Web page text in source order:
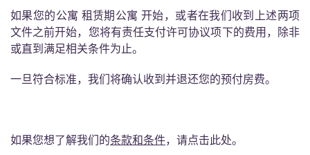
如果您的公寓 租赁期公寓 开始，或者在我们收到上述两项
文件之前开始，您将有责任支付许可协议项下的费用，除非
或直到满足相关条件为止。
一旦符合标准，我们将确认收到并退还您的预付房费。
如果您想了解我们的条款和条件，请点击此处。